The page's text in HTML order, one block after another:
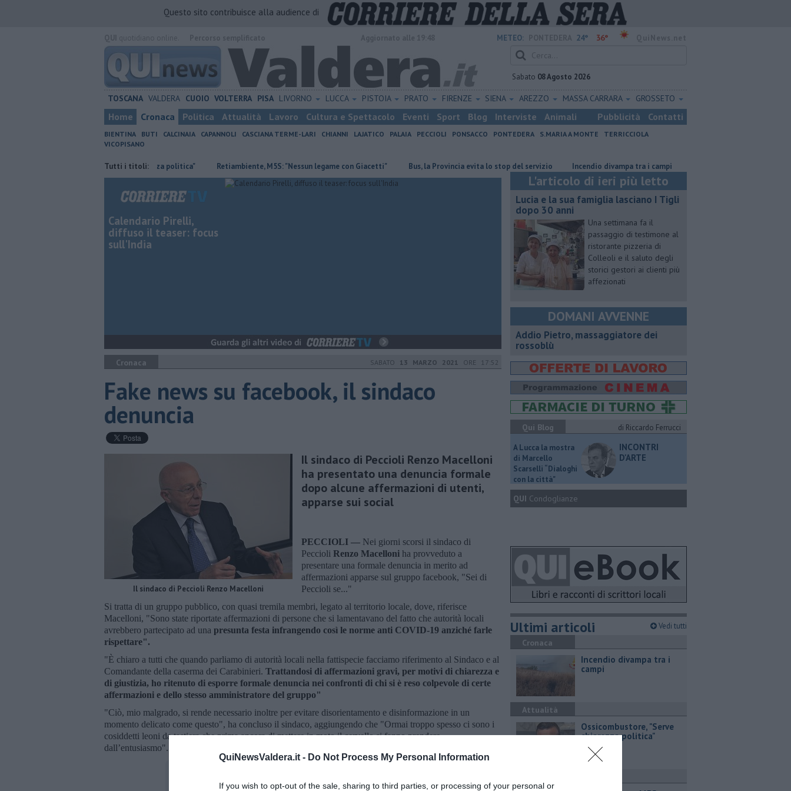
QuiNewsValdera.it - Do Not Process My Personal Information
If you wish to opt-out of the sale, sharing to third parties, or processing of your personal or
Questo sito contribuisce alla audience di
METEO: 24° 36°
Sabato 08 Agosto 2026
TOSCANA VALDERA CUOIO VOLTERRA PISA LIVORNO LUCCA PISTOIA PRATO FIRENZE SIENA AREZZO MASSA CARRARA GROSSETO
Home Cronaca Politica Attualità Lavoro Cultura e Spettacolo Eventi Sport Blog Interviste Animali Pubblicità Contatti
BIENTINA BUTI CALCINAIA CAPANNOLI CASCIANA TERME-LARI CHIANNI LAJATICO PALAIA PECCIOLI PONSACCO PONTEDERA S.MARIA A MONTE
TERRICCIOLA
VICOPISANO
Tutti i titoli:
Ossicombustore, "Serve chiarezza politica" Retiambiente, M5S: "Nessun legame con Giacetti" Bus, la Provincia evita lo stop del servizio Incendio divampa tra i campi Ossicombustore, "Serve chiarezza
Calendario Pirelli,
diffuso il teaser: focus
sull'India
Cronaca SABATO 13 MARZO 2021 ORE 17:52
Fake news su facebook, il sindaco
denuncia
Il sindaco di Peccioli Renzo Macelloni
Il sindaco di Peccioli Renzo Macelloni
ha presentato una denuncia formale
dopo alcune affermazioni di utenti,
apparse sui social
PECCIOLI — Nei giorni scorsi il sindaco di
Peccioli Renzo Macelloni ha provveduto a
presentare una formale denuncia in merito ad
affermazioni apparse sul gruppo facebook, "Sei di
Peccioli se..."
Si tratta di un gruppo pubblico, con quasi tremila membri, legato al territorio locale, dove, riferisce
Macelloni, "Sono state riportate affermazioni di persone che si lamentavano del fatto che autorità locali
avrebbero partecipato ad una presunta festa infrangendo così le norme anti COVID-19 anziché farle
rispettare".
"È chiaro a tutti che quando parliamo di autorità locali nella fattispecie facciamo riferimento al Sindaco e al
Comandante della caserma dei Carabinieri. Trattandosi di affermazioni gravi, per motivi di chiarezza e
di giustizia, ho ritenuto di esporre formale denuncia nei confronti di chi si è reso colpevole di certe
affermazioni e dello stesso amministratore del gruppo"
"Ciò, mio malgrado, si rende necessario inoltre per evitare disorientamento e disinformazione in un
momento delicato come questo", ha concluso il sindaco, aggiungendo che "Ormai troppo spesso ci sono i
cosiddetti leoni da tastiera che prima ancora di mettere in moto il cervello si fanno prendere
dall’entusiasmo".
L'articolo di ieri più letto
Lucia e la sua famiglia lasciano I Tigli
dopo 30 anni
Una settimana fa il
passaggio di testimone al
ristorante pizzeria di
Colleoli e il saluto degli
storici gestori ai clienti più
affezionati
DOMANI AVVENNE
Addio Pietro, massaggiatore dei
rossoblù
Qui Blog
di Riccardo Ferrucci
A Lucca la mostra
di Marcello
Scarselli “Dialoghi
con la città"
INCONTRI
D'ARTE
QUI Condoglianze
Ultimi articoli Vedi tutti
Cronaca
Incendio divampa tra i
campi
Attualità
Ossicombustore, "Serve
chiarezza politica"